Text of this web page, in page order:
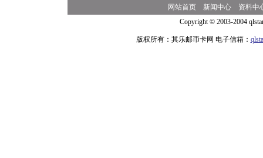
网站首页 新闻中心
资料中
Copyright © 2003-2004
版权所有：其乐邮币卡网 电子信箱：